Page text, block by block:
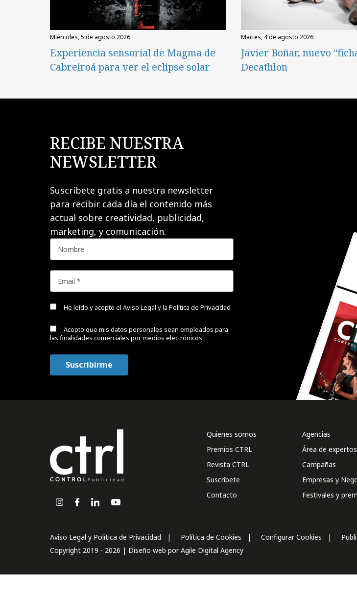
miércoles, 5 de agosto 2026
Experiencia sensorial de Magma de
Cabreiroá para ver el eclipse solar
martes, 4 de agosto 2026
Javier Boñar, nuevo
Decathlon
RECIBE NUESTRA
NEWSLETTER
Suscríbete gratis a nuestra newsletter
para recibir cada día el contenido más
actual sobre creatividad, publicidad,
marketing, y comunicación.
He leído y acepto el Aviso Legal y la Política de Privacidad
Acepto que mis datos personales sean empleados para
las finalidades comerciales por medios electrónicos
Quienes somos
Premios CTRL
Revista CTRL
Suscríbete
Contacto
Agencias
Área de expertos
Campañas
Empresas y
Festivales y
Aviso Legal y Política de Privacidad Política de Cookies Configurar Cookies
Copyright 2019 - 2026 | Diseño web porAgile Digital Agency